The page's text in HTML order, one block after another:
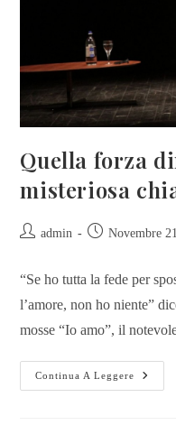
Quella forza
misteriosa
admin Novembre
“Se ho tutta la fede per
l’amore, non ho niente”
mosse “Io amo”, il
Continua A Leggere